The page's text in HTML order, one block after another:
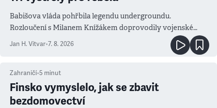
Babišova vláda pohřbila legendu undergroundu.
Rozloučení s Milanem Knížákem doprovodily vojenské
salvy i kritika pokrokářů
Jan H. Vitvar•7. 8. 2026
Zahraničí•5 minut
Finsko vymyslelo, jak se zbavit
bezdomovectví